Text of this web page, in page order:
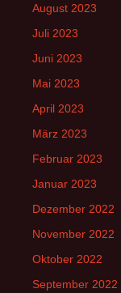
August 2023
Juli 2023
Juni 2023
Mai 2023
April 2023
März 2023
Februar 2023
Januar 2023
Dezember 2022
November 2022
Oktober 2022
September 2022